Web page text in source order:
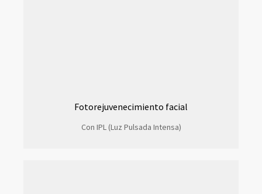
Fotorejuvenecimiento facial
Con IPL (Luz Pulsada Intensa)